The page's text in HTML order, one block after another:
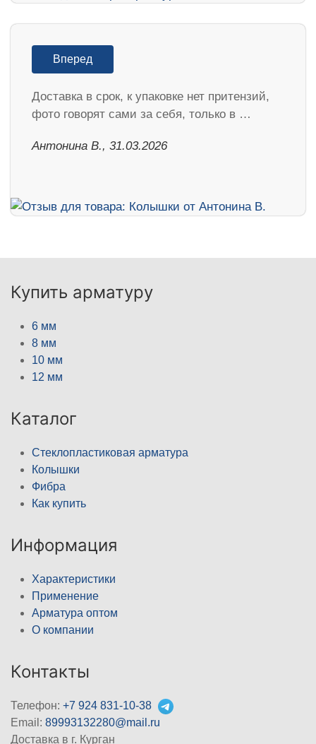
Вперед
Доставка в срок, к упаковке нет притензий,
фото говорят сами за себя, только в …
Антонина В., 31.03.2026
Купить арматуру
6 мм
8 мм
10 мм
12 мм
Каталог
Стеклопластиковая арматура
Колышки
Фибра
Как купить
Информация
Характеристики
Применение
Арматура оптом
О компании
Контакты
Телефон: +7 924 831-10-38
Email: 89993132280@mail.ru
Доставка в г. Курган